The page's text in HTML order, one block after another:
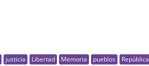
justicia Libertad Memoria pueblos República